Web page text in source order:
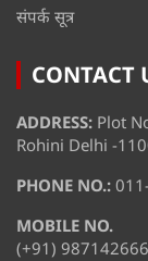
संपर्क सूत्र
CONTACT
ADDRESS: Plot
Rohini Delhi -
PHONE NO.:
MOBILE NO.
(+91)